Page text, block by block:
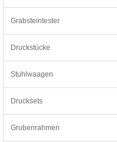
Grabsteintester
Druckstücke
Stuhlwaagen
Drucksets
Grubenrahmen